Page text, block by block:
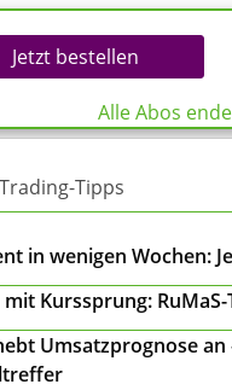
Jetzt bestellen
Alle Abos
Trading-Tipps
in wenigen Wochen:
Kurssprung:
Umsatzprognose